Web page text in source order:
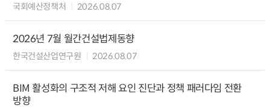
국회예산정책처 2026.08.07
2026년 7월 월간건설법제동향
한국건설산업연구원 2026.08.07
BIM 활성화의 구조적 저해 요인 진단과 정책 패러다임 전환
방향